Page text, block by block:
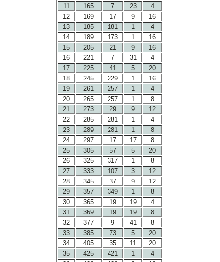
11
165 7 23
4
12
169 17 9
16
13
185 181 1
4
14
189 173 1
16
15
205 21 9
16
16
221 7 31
4
17
225 41 5
20
18
245 229 1
16
19
261 257 1
4
20
265 257 1
8
21
273 29 9
12
22
285 281 1
4
23
289 281 1
8
24
297 17 17
8
25
305 57 5
20
26
325 317 1
8
27
333 107 3
12
28
345 37 9
12
29
357 349 1
8
30
365 19 19
4
31
369 19 19
8
32
377 9 41
8
33
385 73 5
20
34
405 35 11
20
35
425 421 1
4